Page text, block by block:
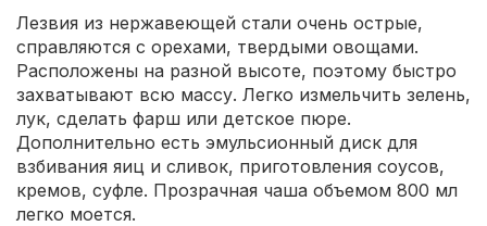
Лезвия из нержавеющей стали очень острые,
справляются с орехами, твердыми овощами.
Расположены на разной высоте, поэтому быстро
захватывают всю массу. Легко измельчить зелень,
лук, сделать фарш или детское пюре.
Дополнительно есть эмульсионный диск для
взбивания яиц и сливок, приготовления соусов,
кремов, суфле. Прозрачная чаша объемом 800 мл
легко моется.